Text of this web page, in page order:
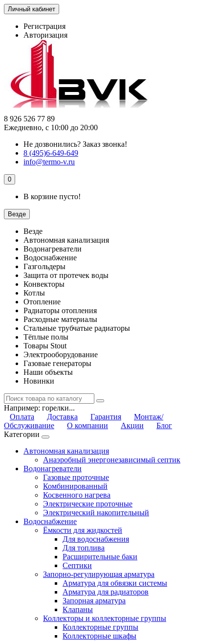
Личный кабинет
Регистрация
Авторизация
8 926 526 77 89
Ежедневно, с 10:00 до 20:00
Не дозвонились? Заказ звонка!
8 (495)6-649-649
info@termo-v.ru
0
В корзине пусто!
Везде
Везде
Автономная канализация
Водонагреватели
Водоснабжение
Газгольдеры
Защита от протечек воды
Конвекторы
Котлы
Отопление
Радиаторы отопления
Расходные материалы
Стальные трубчатые радиаторы
Тёплые полы
Товары Stout
Электрооборудование
Газовые генераторы
Наши объекты
Новинки
Например: горелки...
Оплата
Доставка Гарантия
Монтаж/
Обслуживание
О компании Акции
Блог
Категории
Автономная канализация
Анаэробный энергонезависимый септик
Водонагреватели
Газовые проточные
Комбинированный
Косвенного нагрева
Электрические проточные
Электрический накопительный
Водоснабжение
Ёмкости для жидкостей
Для водоснабжения
Для топлива
Расширительные баки
Септики
Запорно-регулирующая арматура
Арматура для обвязки системы
Арматура для радиаторов
Запорная арматура
Клапаны
Коллекторы и коллекторные группы
Коллекторные группы
Коллекторные шкафы